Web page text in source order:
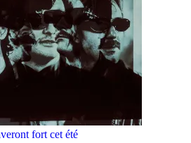
fort cet été